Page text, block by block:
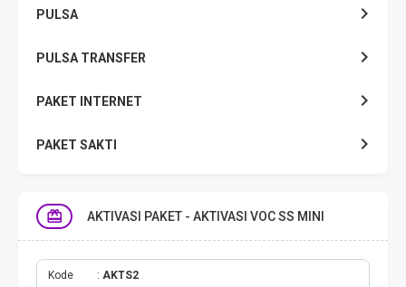
PULSA
PULSA TRANSFER
PAKET INTERNET
PAKET SAKTI
EMONEY
PAKET SAKTI ALL OPT
AKTIVASI PAKET - AKTIVASI VOC SS MINI
Kode
AKTS2